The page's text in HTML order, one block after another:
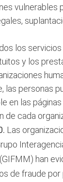
vulnerables
los
y los
las personas
en las
de cada
Las
han
de fraude por